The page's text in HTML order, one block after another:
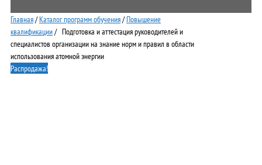
Главная/Каталог программ обучения/Повышение
квалификации/ Подготовка и аттестация руководителей и
специалистов организации на знание норм и правил в области
использования атомной энергии
Распродажа!